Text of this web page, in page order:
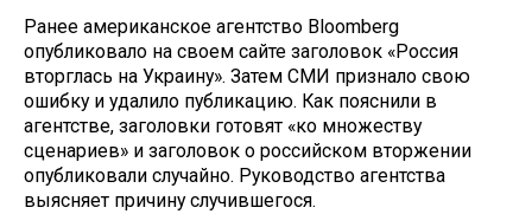
Ранее американское агентство Bloomberg
опубликовало на своем сайте заголовок «Россия
вторглась на Украину». Затем СМИ признало свою
ошибку и удалило публикацию. Как пояснили в
агентстве, заголовки готовят «ко множеству
сценариев» и заголовок о российском вторжении
опубликовали случайно. Руководство агентства
выясняет причину случившегося.